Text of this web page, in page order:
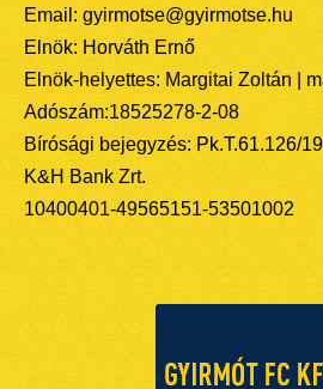
Email: gyirmotse@gyirmotse.hu
Elnök: Horváth Ernő
Elnök-helyettes: Margitai Zoltán |
Adószám:18525278-2-08
Bírósági bejegyzés: Pk.T.61.126/
K&H Bank Zrt.
10400401-49565151-53501002